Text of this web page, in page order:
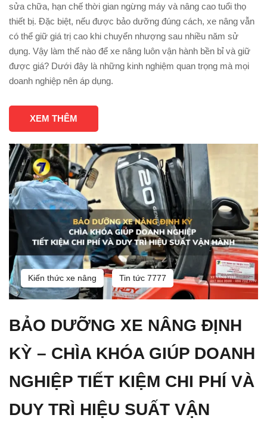
sửa chữa, hạn chế thời gian ngừng máy và nâng cao tuổi thọ
thiết bị. Đặc biệt, nếu được bảo dưỡng đúng cách, xe nâng vẫn
có thể giữ giá trị cao khi chuyển nhượng sau nhiều năm sử
dụng. Vậy làm thế nào để xe nâng luôn vận hành bền bỉ và giữ
được giá? Dưới đây là những kinh nghiệm quan trọng mà mọi
doanh nghiệp nên áp dụng.
XEM THÊM
Kiến thức xe nâng Tin tức 7777
BẢO DƯỠNG XE NÂNG ĐỊNH
KỲ – CHÌA KHÓA GIÚP DOANH
NGHIỆP TIẾT KIỆM CHI PHÍ VÀ
DUY TRÌ HIỆU SUẤT VẬN